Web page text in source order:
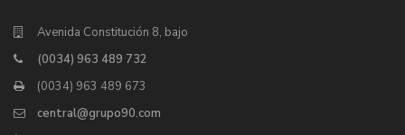
Avenida Constitución 8, bajo
(0034) 963 489 732
(0034) 963 489 673
central@grupo90.com